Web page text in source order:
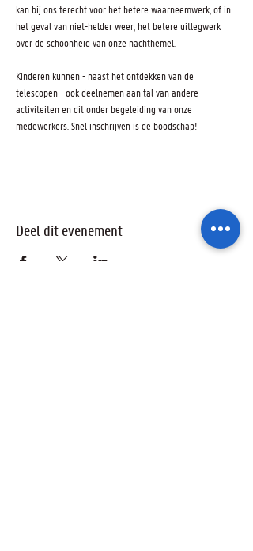
kan bij ons terecht voor het betere waarneemwerk, of in
het geval van niet-helder weer, het betere uitlegwerk
over de schoonheid van onze nachthemel.
Kinderen kunnen - naast het ontdekken van de
telescopen - ook deelnemen aan tal van andere
activiteiten en dit onder begeleiding van onze
medewerkers. Snel inschrijven is de boodschap!
Deel dit evenement